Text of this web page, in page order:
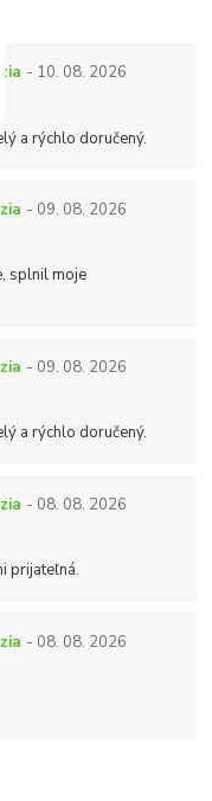
- 10. 08. 2026
a rýchlo doručený.
- 09. 08. 2026
splnil moje
- 09. 08. 2026
a rýchlo doručený.
- 08. 08. 2026
prijateľná.
- 08. 08. 2026